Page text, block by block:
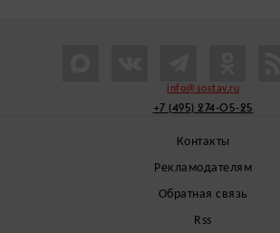
info@sostav.ru
+7 (495) 274-05-25
Контакты
Рекламодателям
Обратная связь
Rss